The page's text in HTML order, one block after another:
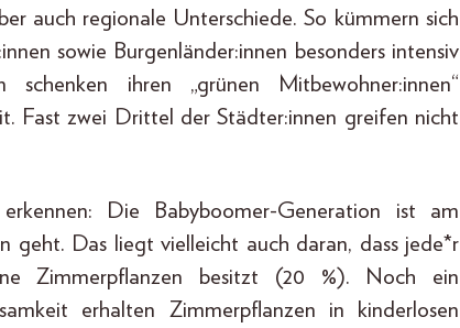
auch regionale Unterschiede. So kümmern sich
sowie Burgenländer:innen besonders intensiv
ihren „grünen Mitbewohner:innen“
Fast zwei Drittel der Städter:innen greifen nicht
Die Babyboomer-Generation ist am
geht. Das liegt vielleicht auch daran, dass jede*r
Zimmerpflanzen besitzt (20 %). Noch ein
erhalten Zimmerpflanzen in kinderlosen